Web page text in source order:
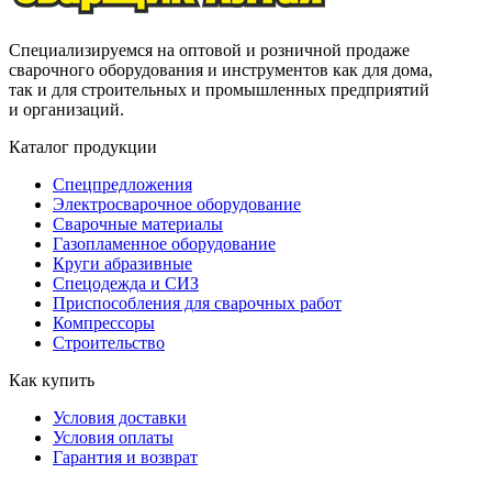
Специализируемся на оптовой и розничной продаже
сварочного оборудования и инструментов как для дома,
так и для строительных и промышленных предприятий
и организаций.
Каталог продукции
Спецпредложения
Электросварочное оборудование
Сварочные материалы
Газопламенное оборудование
Круги абразивные
Спецодежда и СИЗ
Приспособления для сварочных работ
Компрессоры
Строительство
Как купить
Условия доставки
Условия оплаты
Гарантия и возврат